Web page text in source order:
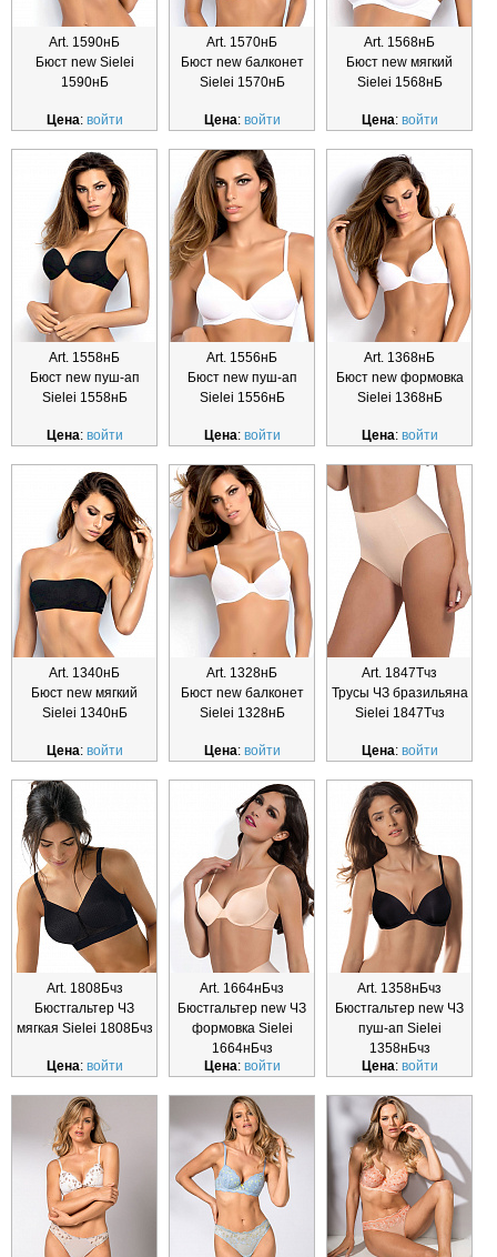
Art. 1590нБ
Бюст new Sielei
1590нБ
Цена: войти
Art. 1570нБ
Бюст new балконет
Sielei 1570нБ
Цена: войти
Art. 1568нБ
Бюст new мягкий
Sielei 1568нБ
Цена: войти
Art. 1558нБ
Бюст new пуш-ап
Sielei 1558нБ
Цена: войти
Art. 1556нБ
Бюст new пуш-ап
Sielei 1556нБ
Цена: войти
Art. 1368нБ
Бюст new формовка
Sielei 1368нБ
Цена: войти
Art. 1340нБ
Бюст new мягкий
Sielei 1340нБ
Цена: войти
Art. 1328нБ
Бюст new балконет
Sielei 1328нБ
Цена: войти
Art. 1847Тчз
Трусы ЧЗ бразильяна
Sielei 1847Тчз
Цена: войти
Art. 1808Бчз
Бюстгальтер ЧЗ
мягкая Sielei 1808Бчз
Цена: войти
Art. 1664нБчз
Бюстгальтер new ЧЗ
формовка Sielei
1664нБчз
Цена: войти
Art. 1358нБчз
Бюстгальтер new ЧЗ
пуш-ап Sielei
1358нБчз
Цена: войти